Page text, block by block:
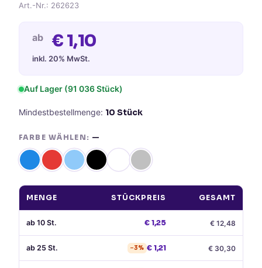
Art.-Nr.: 262623
ab € 1,10
inkl. 20% MwSt.
Auf Lager (91 036 Stück)
Mindestbestellmenge: 10 Stück
FARBE WÄHLEN: —
MENGE STÜCKPREIS GESAMT
ab 10 St. €1,25 € 12,48
ab 25 St. −3% €1,21 € 30,30